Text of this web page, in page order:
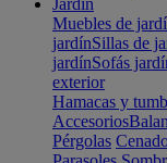
Jardín
Muebles de
jardínSillas de
jardínSofás
exterior
Hamacas y
Accesorios
Pérgolas